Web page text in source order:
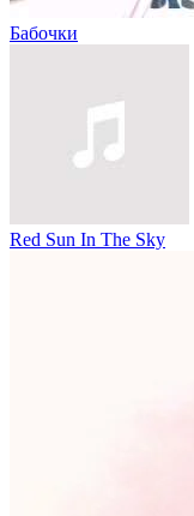
Бабочки
Red Sun In The Sky